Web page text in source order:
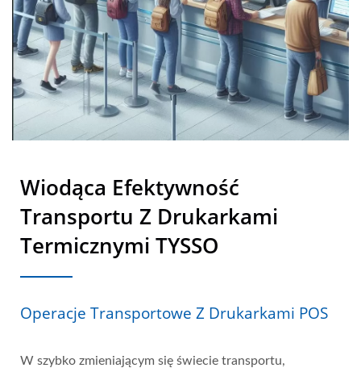
Wiodąca Efektywność
Transportu Z Drukarkami
Termicznymi TYSSO
Operacje Transportowe Z Drukarkami POS
W szybko zmieniającym się świecie transportu,